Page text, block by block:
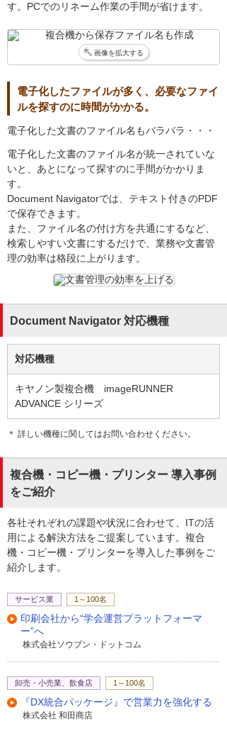
す。PCでのリネーム作業の手間が省けます。
画像を拡大する
電子化したファイルが多く、必要なファイ
ルを探すのに時間がかかる。
電子化した文書のファイル名もバラバラ・・・
電子化した文書のファイル名が統一されていな
いと、あとになって探すのに手間がかかりま
す。
Document Navigatorでは、テキスト付きのPDF
で保存できます。
また、ファイル名の付け方を共通にするなど、
検索しやすい文書にするだけで、業務や文書管
理の効率は格段に上がります。
Document Navigator 対応機種
対応機種
キヤノン製複合機 imageRUNNER
ADVANCE シリーズ
＊ 詳しい機種に関してはお問い合わせください。
複合機・コピー機・プリンター 導入事例
をご紹介
各社それぞれの課題や状況に合わせて、ITの活
用による解決方法をご提案しています。複合
機・コピー機・プリンターを導入した事例をご
紹介します。
サービス業 1～100名
印刷会社から“学会運営プラットフォーマ
ー”へ
株式会社ソウブン・ドットコム
卸売・小売業、飲食店 1～100名
『DX統合パッケージ』で営業力を強化する
株式会社 和田商店